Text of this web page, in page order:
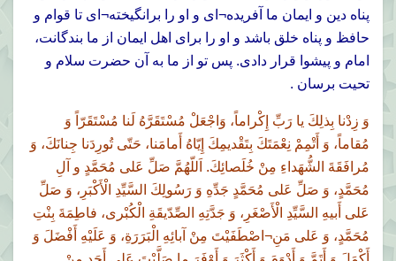
پناه دين و ايمان ما آفريده¬اى و او را برانگيخته¬اى تا قوام و
حافظ و پناه خلق باشد و او را براى اهل ايمان از ما بندگانت،
امام و پيشوا قرار دادى. پس تو از ما به آن حضرت سلام و
تحيت برسان .
وَ زِدْنا بِذلِكَ يا رَبِّ إِكْراماً، وَاجْعَلْ مُسْتَقَرَّهُ لَنا مُسْتَقَرّاً وَ
مُقاماً، وَ أَتْمِمْ نِعْمَتَكَ بِتَقْديمِكَ إِيّاهُ أَمامَنا، حَتّى تُورِدَنا جِنانَكَ، وَ
مُرافَقَةَ الشُّهَداءِ مِنْ خُلَصائِكَ. اَللّهُمَّ صَلِّ عَلى مُحَمَّدٍ و آلِ
مُحَمَّدٍ، وَ صَلِّ عَلى مُحَمَّدٍ جَدِّهِ وَ رَسُولِكَ السَّيِّدِ الْأَكْبَرِ، وَ صَلِّ
عَلى أَبيهِ السَّيِّدِ الْأَصْغَرِ، وَ جَدَّتِهِ الصِّدّيقَةِ الْكُبْرى، فاطِمَةَ بِنْتِ
مُحَمَّدٍ، وَ عَلى مَنِ¬اصْطَفَيْتَ مِنْ آبائِهِ الْبَرَرَةِ، وَ عَلَيْهِ أَفْضَلَ وَ